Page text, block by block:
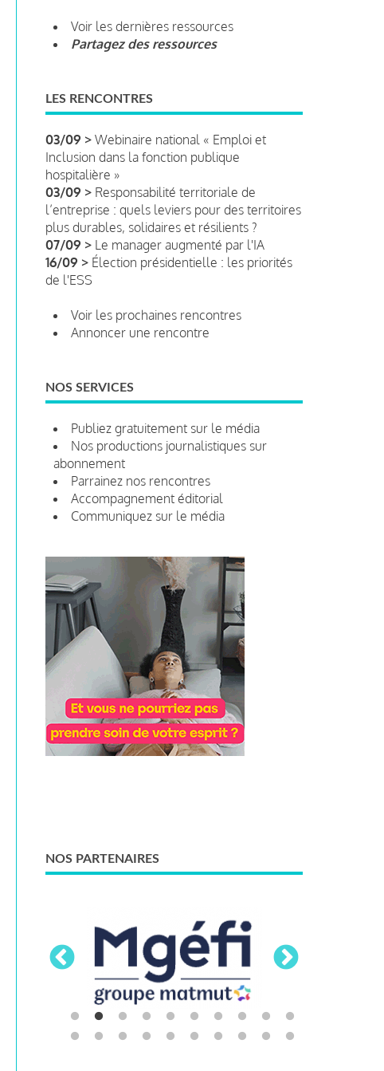
Voir les dernières ressources
Partagez des ressources
LES RENCONTRES
03/09 > Webinaire national « Emploi et
Inclusion dans la fonction publique
hospitalière »
03/09 > Responsabilité territoriale de
l’entreprise : quels leviers pour des territoires
plus durables, solidaires et résilients ?
07/09 > Le manager augmenté par l'IA
16/09 > Élection présidentielle : les priorités
de l'ESS
Voir les prochaines rencontres
Annoncer une rencontre
NOS SERVICES
Publiez gratuitement sur le média
Nos productions journalistiques sur
abonnement
Parrainez nos rencontres
Accompagnement éditorial
Communiquez sur le média
NOS PARTENAIRES